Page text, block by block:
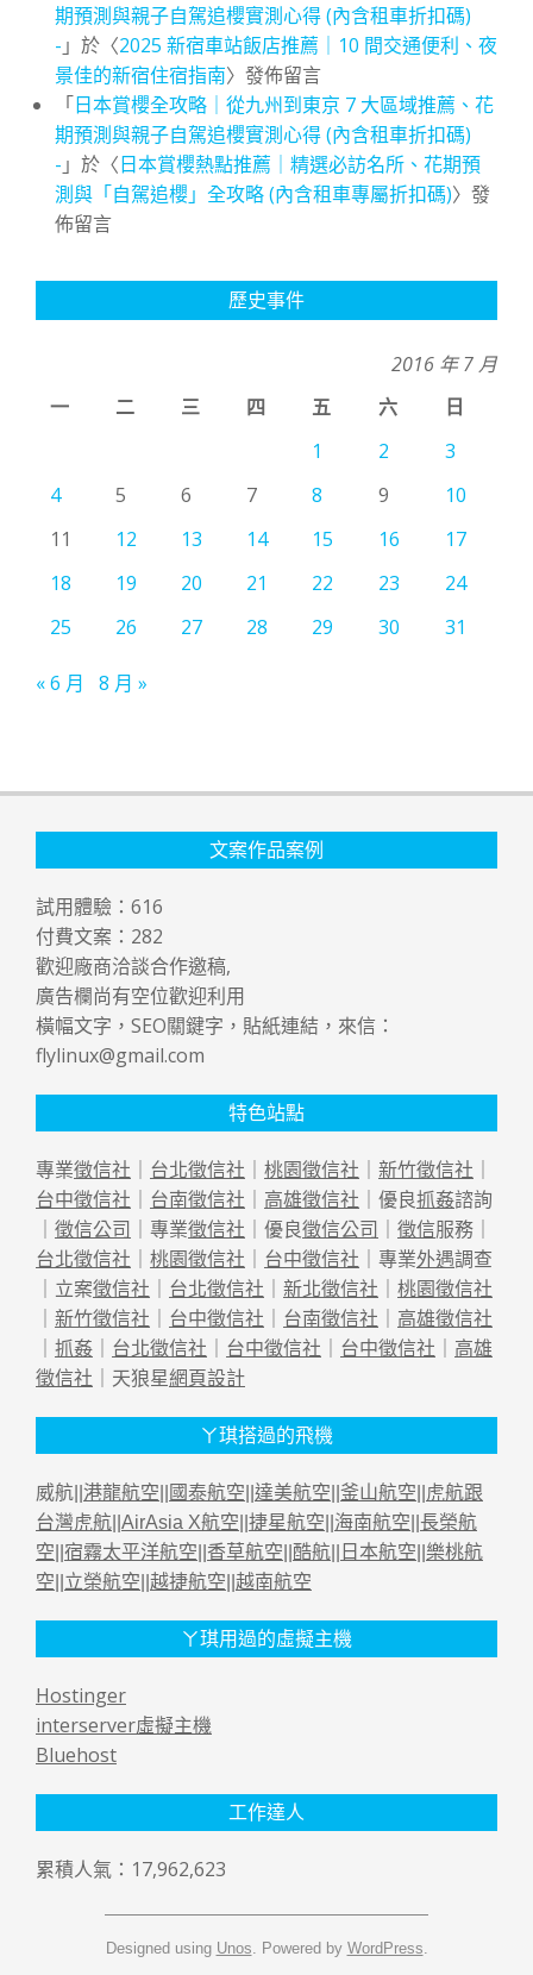
期預測與親子自駕追櫻實測心得 (內含租車折扣碼)
- 」於〈2025 新宿車站飯店推薦｜10 間交通便利、夜
景佳的新宿住宿指南〉發佈留言
「日本賞櫻全攻略｜從九州到東京 7 大區域推薦、花
期預測與親子自駕追櫻實測心得 (內含租車折扣碼)
- 」於〈日本賞櫻熱點推薦｜精選必訪名所、花期預
測與「自駕追櫻」全攻略 (內含租車專屬折扣碼)〉發
佈留言
歷史事件
2016 年 7 月
一
二 三 四 五 六
日
1
2
3
4
5 6 7 8 9
10
11
12 13 14 15 16
17
18
19 20 21 22 23
24
25
26 27 28 29 30 31
« 6 月 8 月 »
文案作品案例
試用體驗： 616
付費文案： 282
歡迎廠商洽談合作邀稿,
廣告欄尚有空位歡迎利用
橫幅文字，SEO關鍵字，貼紙連結，來信：
flylinux@gmail.com
特色站點
專業徵信社 台北徵信社 桃園徵信社 新竹徵信社
台中徵信社
台南徵信社 高雄徵信社 ｜優良抓姦諮詢
徵信公司 ｜專業徵信社 ｜優良徵信公司 徵信服務｜
台北徵信社
桃園徵信社 台中徵信社 ｜專業外遇調查
｜立案徵信社 台北徵信社 新北徵信社
桃園徵信社
新竹徵信社 台中徵信社 台南徵信社
高雄徵信社
抓姦 台北徵信社 台中徵信社 台中徵信社
高雄
徵信社 ｜天狼星網頁設計
ㄚ琪搭過的飛機
威航|| 港龍航空 國泰航空 達美航空 釜山航空
虎航跟
台灣虎航 AirAsia X航空 捷星航空 海南航空 長榮航
空 宿霧太平洋航空 香草航空 酷航 日本航空 樂桃航
空 立榮航空 越捷航空 越南航空
ㄚ琪用過的虛擬主機
Hostinger
interserver虛擬主機
Bluehost
工作達人
累積人氣：17,962,623
Designed using Unos. Powered by WordPress.